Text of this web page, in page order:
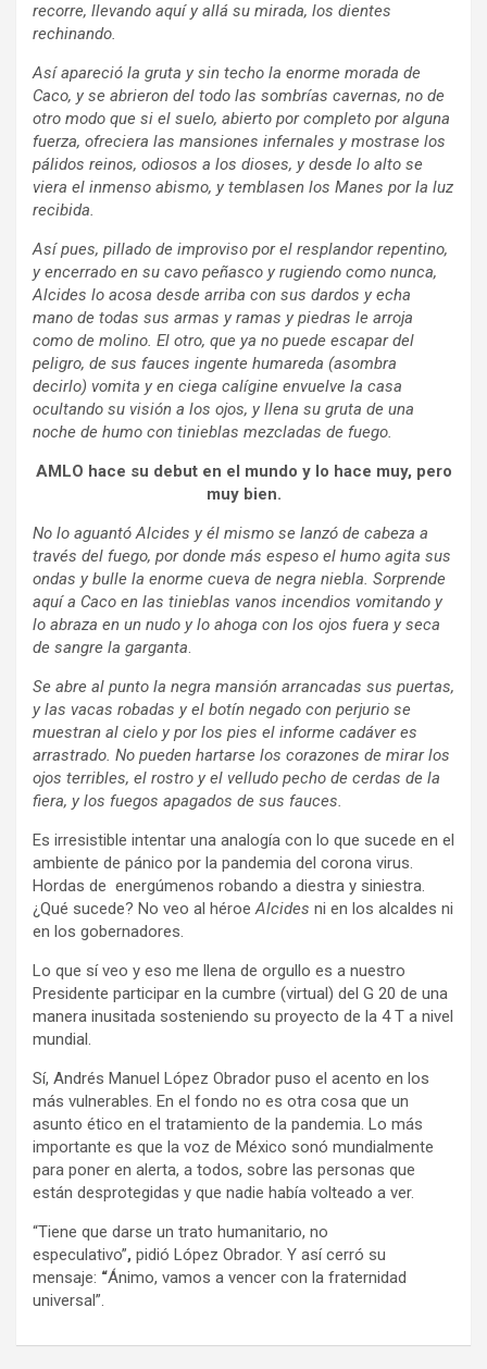
recorre, llevando aquí y allá su mirada, los dientes
rechinando.
Así apareció la gruta y sin techo la enorme morada de
Caco, y se abrieron del todo las sombrías cavernas, no de
otro modo que si el suelo, abierto por completo por alguna
fuerza, ofreciera las mansiones infernales y mostrase los
pálidos reinos, odiosos a los dioses, y desde lo alto se
viera el inmenso abismo, y temblasen los Manes por la luz
recibida.
Así pues, pillado de improviso por el resplandor repentino,
y encerrado en su cavo peñasco y rugiendo como nunca,
Alcides lo acosa desde arriba con sus dardos y echa
mano de todas sus armas y ramas y piedras le arroja
como de molino. El otro, que ya no puede escapar del
peligro, de sus fauces ingente humareda (asombra
decirlo) vomita y en ciega calígine envuelve la casa
ocultando su visión a los ojos, y llena su gruta de una
noche de humo con tinieblas mezcladas de fuego.
AMLO hace su debut en el mundo y lo hace muy, pero
muy bien.
No lo aguantó Alcides y él mismo se lanzó de cabeza a
través del fuego, por donde más espeso el humo agita sus
ondas y bulle la enorme cueva de negra niebla. Sorprende
aquí a Caco en las tinieblas vanos incendios vomitando y
lo abraza en un nudo y lo ahoga con los ojos fuera y seca
de sangre la garganta.
Se abre al punto la negra mansión arrancadas sus puertas,
y las vacas robadas y el botín negado con perjurio se
muestran al cielo y por los pies el informe cadáver es
arrastrado. No pueden hartarse los corazones de mirar los
ojos terribles, el rostro y el velludo pecho de cerdas de la
fiera, y los fuegos apagados de sus fauces.
Es irresistible intentar una analogía con lo que sucede en el
ambiente de pánico por la pandemia del corona virus.
Hordas de energúmenos robando a diestra y siniestra.
¿Qué sucede? No veo al héroeAlcides ni en los alcaldes ni
en los gobernadores.
Lo que sí veo y eso me llena de orgullo es a nuestro
Presidente participar en la cumbre (virtual) del G 20 de una
manera inusitada sosteniendo su proyecto de la 4 T a nivel
mundial.
Sí, Andrés Manuel López Obrador puso el acento en los
más vulnerables. En el fondo no es otra cosa que un
asunto ético en el tratamiento de la pandemia. Lo más
importante es que la voz de México sonó mundialmente
para poner en alerta, a todos, sobre las personas que
están desprotegidas y que nadie había volteado a ver.
“Tiene que darse un trato humanitario, no
especulativo”, pidió López Obrador. Y así cerró su
mensaje: “Ánimo, vamos a vencer con la fraternidad
universal”.